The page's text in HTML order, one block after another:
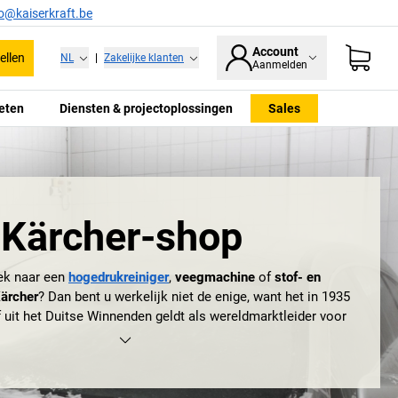
NL Zakelijke klanten Account
Aanmelden
Diensten & projectoplossingen Sales
Kärcher-shop
naar een hogedrukreiniger, veegmachine ofstof- en
? Dan bent u werkelijk niet de enige, want het in 1935
het Duitse Winnenden geldt als wereldmarktleider voor
reinigingsapparaten en -systemen. Eerst produceerde
naar de productie van reinigingsmachines voor bedrijven